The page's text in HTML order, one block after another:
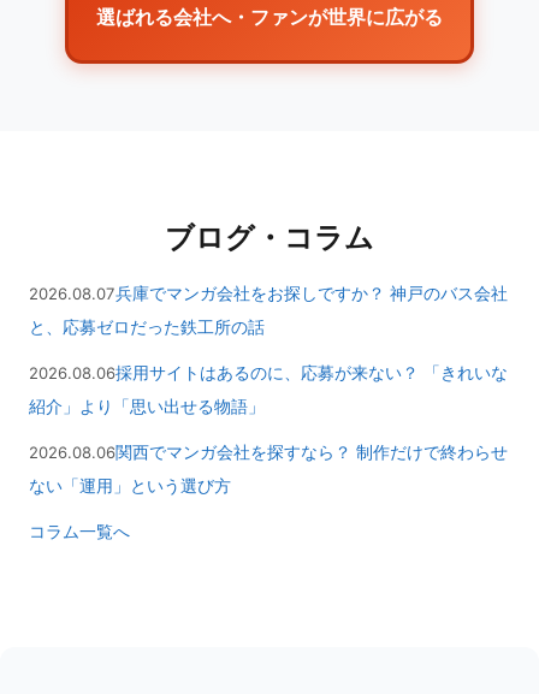
選ばれる会社へ・ファンが世界に広がる
ブログ・コラム
2026.08.07兵庫でマンガ会社をお探しですか？ 神戸のバス会社
と、応募ゼロだった鉄工所の話
2026.08.06採用サイトはあるのに、応募が来ない？ 「きれいな
紹介」より「思い出せる物語」
2026.08.06関西でマンガ会社を探すなら？ 制作だけで終わらせ
ない「運用」という選び方
コラム一覧へ